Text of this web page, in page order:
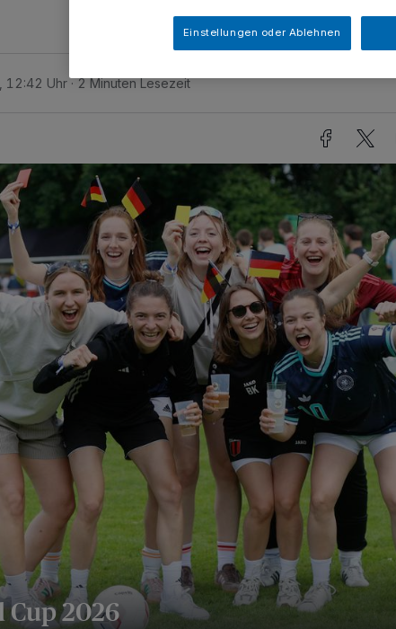
12:42 Uhr 2 Minuten Lesezeit
Cup 2026
Einstellungen oder Ablehnen